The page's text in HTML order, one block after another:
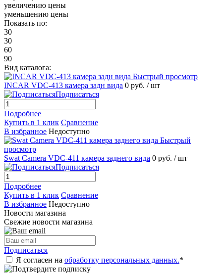
увеличению цены
уменьшению цены
Показать по:
30
30
60
90
Вид каталога:
Быстрый просмотр
INCAR VDC-413 камера задн вида 0 руб. / шт
Подписаться
Подробнее
Купить в 1 клик Сравнение
В избранное Недоступно
Быстрый
просмотр
Swat Camera VDC-411 камера заднего вида 0 руб. / шт
Подписаться
Подробнее
Купить в 1 клик Сравнение
В избранное Недоступно
Новости магазина
Свежие новости магазина
Подписаться
Я согласен на обработку персональных данных.*